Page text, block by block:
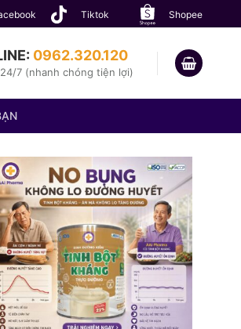
Tiktok Shopee
0962.320.120
7 (nhanh chóng tiện lợi)